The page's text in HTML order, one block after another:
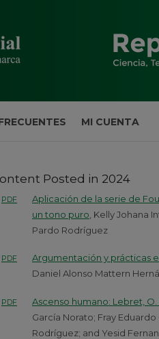
MI CUENTA
Posted in 2024
PDF
Aplicación de la serie de
un tono puro , Kelly Johana
Pardo Rodríguez
PDF Argumentación y prácticas
Daniel Alonso Mattern
PDF Ascenso humano: Lebret,
García Norato; Fray
Rodríguez; and Yesid